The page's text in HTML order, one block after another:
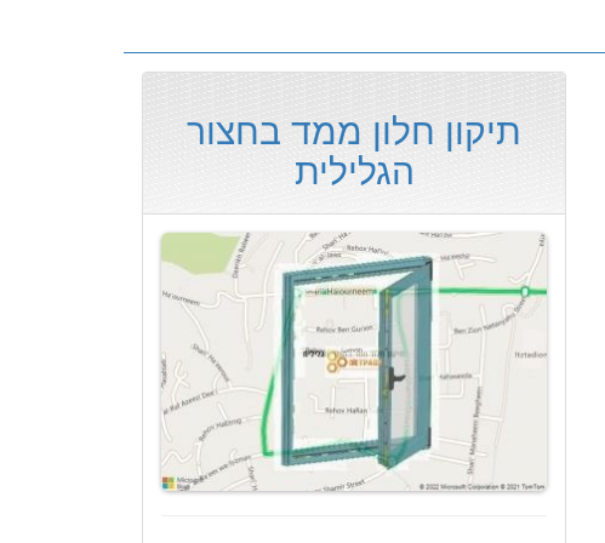
תיקון חלון ממד בחצור
הגלילית